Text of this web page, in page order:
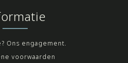
Ons engagement.
voorwaarden